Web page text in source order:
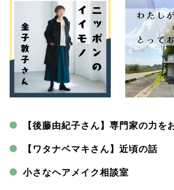
【後藤由紀子さん】専門家の力を
【ワタナベマキさん】近頃の話
小さなヘアメイク相談室